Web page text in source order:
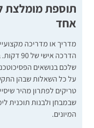
תוספת מומלצת
אחד
מדריך או מדריכה
הדרכה
שלכם בנושאים
על כל השאלות שבהן
טריקים לפתרון מהיר
שבמבחן ולבנות תוכנית
המיונים.